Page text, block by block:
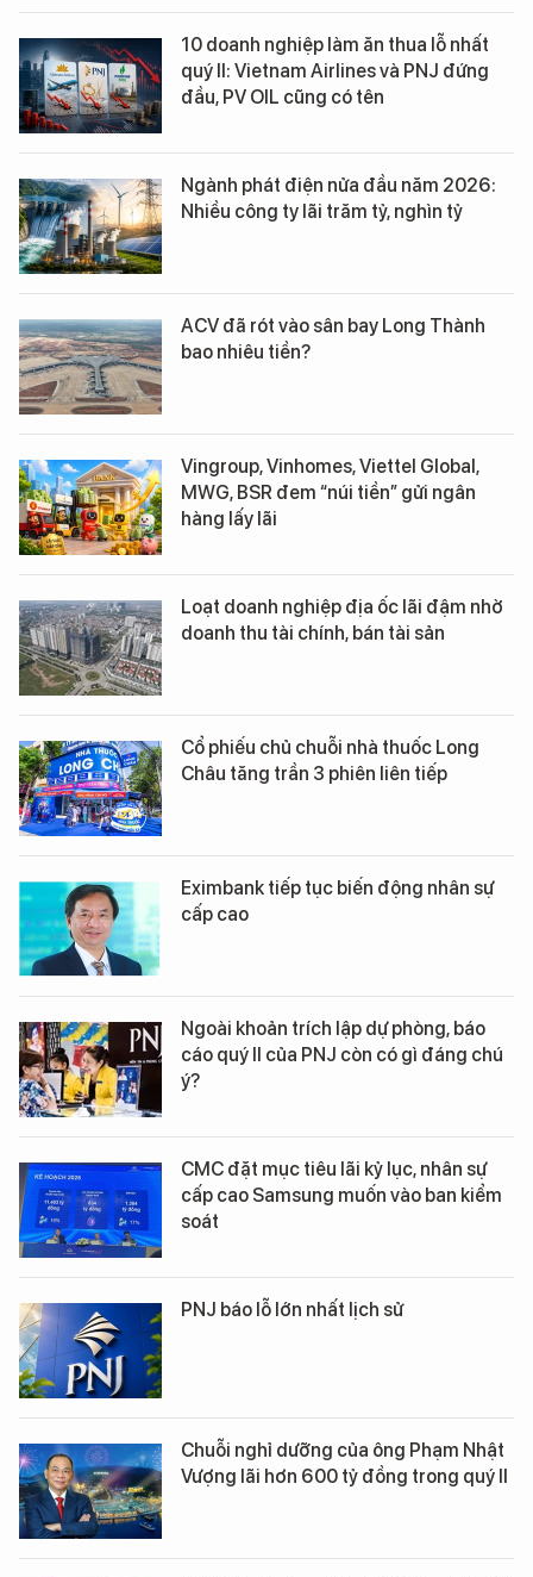
10 doanh nghiệp làm ăn thua lỗ nhất
quý II: Vietnam Airlines và PNJ đứng
đầu, PV OIL cũng có tên
Ngành phát điện nửa đầu năm 2026:
Nhiều công ty lãi trăm tỷ, nghìn tỷ
ACV đã rót vào sân bay Long Thành
bao nhiêu tiền?
Vingroup, Vinhomes, Viettel Global,
MWG, BSR đem “núi tiền” gửi ngân
hàng lấy lãi
Loạt doanh nghiệp địa ốc lãi đậm nhờ
doanh thu tài chính, bán tài sản
Cổ phiếu chủ chuỗi nhà thuốc Long
Châu tăng trần 3 phiên liên tiếp
Eximbank tiếp tục biến động nhân sự
cấp cao
Ngoài khoản trích lập dự phòng, báo
cáo quý II của PNJ còn có gì đáng chú
ý?
CMC đặt mục tiêu lãi kỷ lục, nhân sự
cấp cao Samsung muốn vào ban kiểm
soát
PNJ báo lỗ lớn nhất lịch sử
Chuỗi nghỉ dưỡng của ông Phạm Nhật
Vượng lãi hơn 600 tỷ đồng trong quý II